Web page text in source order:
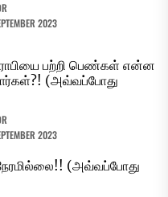
2023
பற்றி பெண்கள் என்ன
(அவ்வப்போது
2023
(அவ்வப்போது